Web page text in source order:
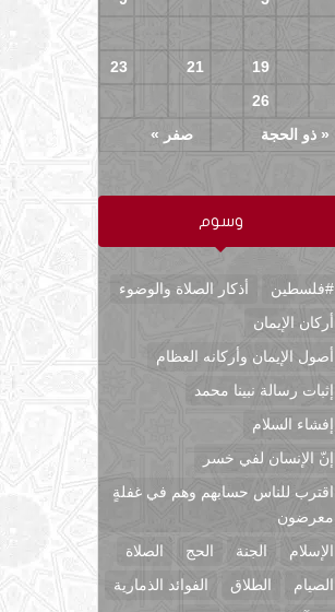
« ذو الحجة صفر »
19
21
23
26
وسوم
#فلسطين
أذكار الصلاة والوضوء
أركان الإيمان
أصول الإيمان وأركانه العظام
إثبات رسالة نبينا محمد
إفشاء السلام
إنّ الإنسان لفي خسر
اقترب للناس حسابهم وهم في غفلةٍ
معرضون
الإسلام
الجنة الحج
الصلاة
الصيام
الطلاق
الفوائد الذمارية